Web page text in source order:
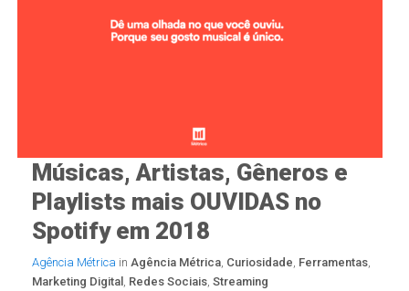
Músicas, Artistas, Gêneros e
Playlists mais OUVIDAS no
Spotify em 2018
Agência Métrica in Agência Métrica, Curiosidade, Ferramentas,
Marketing Digital , Redes Sociais, Streaming